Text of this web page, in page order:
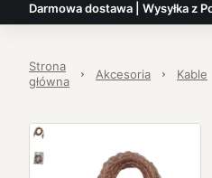
Darmowa dostawa | Wysyłka z
Strona
główna
Akcesoria Kable